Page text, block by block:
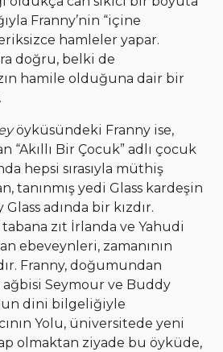
Franny’nin “içine
hamleler yapar.
doğru, belki de
hamile olduğuna dair bir
öyküsündeki Franny ise,
“Akıllı Bir Çocuk” adlı çocuk
hepsi sırasıyla müthiş
tanınmış yedi Glass kardeşin
adında bir kızdır.
zıt İrlanda ve Yahudi
ebeveynleri, zamanının
Franny, doğumundan
Seymour ve Buddy
dini bilgeliğiyle
Yolu, üniversitede yeni
olmaktan ziyade bu öyküde,